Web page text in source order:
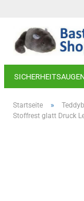
Startseite »
Stoffrest glatt Druck